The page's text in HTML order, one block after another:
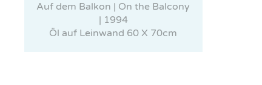
Auf dem Balkon | On the Balcony
| 1994
Öl auf Leinwand 60 X 70cm